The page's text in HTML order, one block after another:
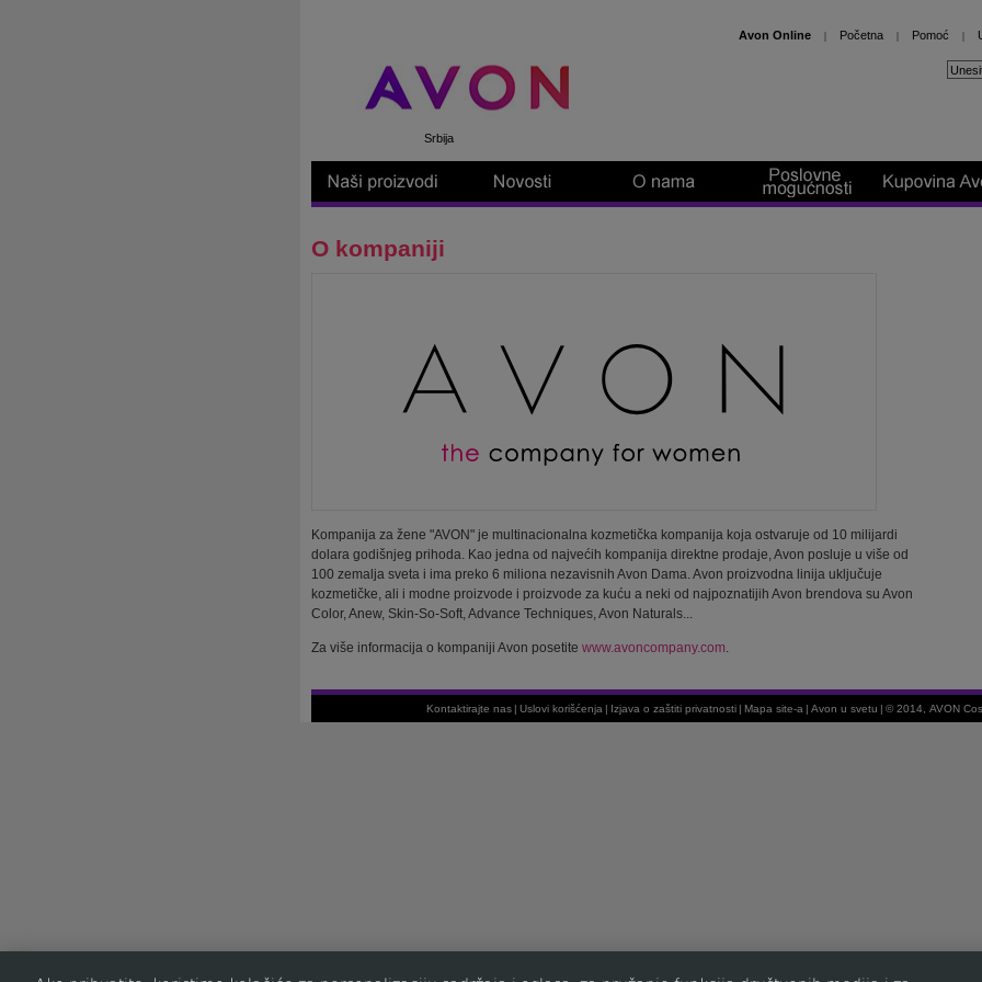
Srbija
Avon Online | Početna | Pomoć |
O kompaniji
Kompanija za žene "AVON" je multinacionalna kozmetička kompanija koja ostvaruje od 10 milijardi
dolara godišnjeg prihoda. Kao jedna od najvećih kompanija direktne prodaje, Avon posluje u više od
100 zemalja sveta i ima preko 6 miliona nezavisnih Avon Dama. Avon proizvodna linija uključuje
kozmetičke, ali i modne proizvode i proizvode za kuću a neki od najpoznatijih Avon brendova su Avon
Color, Anew, Skin-So-Soft, Advance Techniques, Avon Naturals...
Za više informacija o kompaniji Avon posetite www.avoncompany.com.
Kontaktirajte nas | Uslovi korišćenja | Izjava o zaštiti privatnosti | Mapa site-a | Avon u svetu | © 2014, AVON